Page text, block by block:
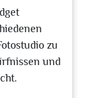
zu
und